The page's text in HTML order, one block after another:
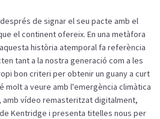
de signar el seu pacte amb el
el continent ofereix. En una metàfora
història atemporal fa referència
tant a la nostra generació com a les
bon criteri per obtenir un guany a curt
molt a veure amb l'emergència climàtica
amb vídeo remasteritzat digitalment,
Kentridge i presenta titelles nous per